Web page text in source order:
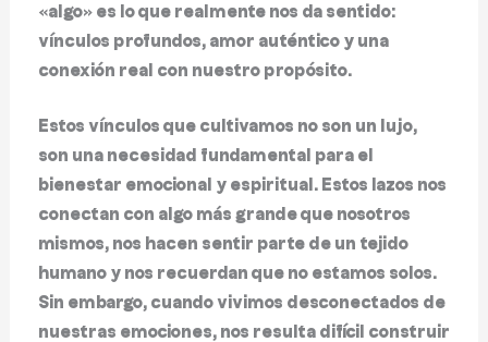
«algo» es lo que realmente nos da sentido:
vínculos profundos, amor auténtico y una
conexión real con nuestro propósito.
Estos vínculos que cultivamos no son un lujo,
son una necesidad fundamental para el
bienestar emocional y espiritual. Estos lazos nos
conectan con algo más grande que nosotros
mismos, nos hacen sentir parte de un tejido
humano y nos recuerdan que no estamos solos.
Sin embargo, cuando vivimos desconectados de
nuestras emociones, nos resulta difícil construir